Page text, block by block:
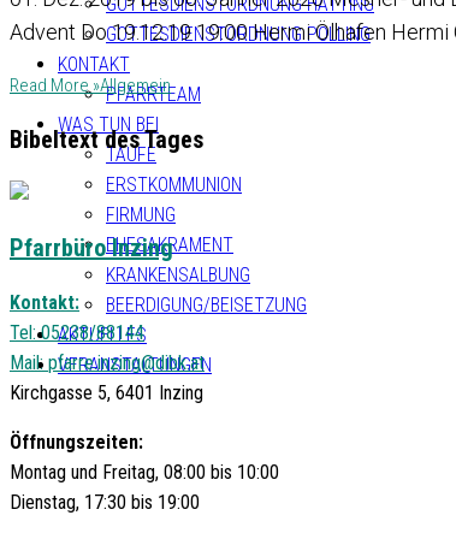
GOTTESDIENSTORDNUNG POLLING
KONTAKT
PFARRTEAM
WAS TUN BEI
TAUFE
ERSTKOMMUNION
FIRMUNG
EHESAKRAMENT
KRANKENSALBUNG
BEERDIGUNG/BEISETZUNG
AKTUELLES
VERANSTALTUNGEN
Advent Do 19.12.19 19:00 Hermi Ölhafen
Read More »Allgemein
Bibeltext des Tages
Pfarrbüro Inzing
Kontakt:
Tel: 05238/88144
Mail: pfarre.inzing@dibk.at
Kirchgasse 5, 6401 Inzing
Öffnungszeiten:
Montag und Freitag, 08:00 bis 10:00
Dienstag, 17:30 bis 19:00